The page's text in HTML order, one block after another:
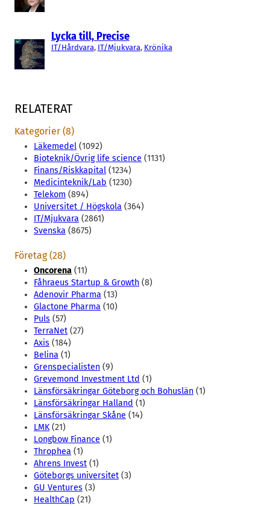
Lycka till, Precise
IT/Hårdvara, IT/Mjukvara, Krönika
RELATERAT
Kategorier (8)
Läkemedel (1092)
Bioteknik/Övrig life science (1131)
Finans/Riskkapital (1234)
Medicinteknik/Lab (1230)
Telekom (894)
Universitet / Högskola (364)
IT/Mjukvara (2861)
Svenska (8675)
Företag (28)
Oncorena (11)
Fåhraeus Startup & Growth (8)
Adenovir Pharma (13)
Glactone Pharma (10)
Puls (57)
TerraNet (27)
Axis (184)
Belina (1)
Grenspecialisten (9)
Grevemond Investment Ltd (1)
Länsförsäkringar Göteborg och Bohuslän (1)
Länsförsäkringar Halland (1)
Länsförsäkringar Skåne (14)
LMK(21)
Longbow Finance (1)
Throphea (1)
Ahrens Invest (1)
Göteborgs universitet (3)
GU Ventures (3)
HealthCap (21)